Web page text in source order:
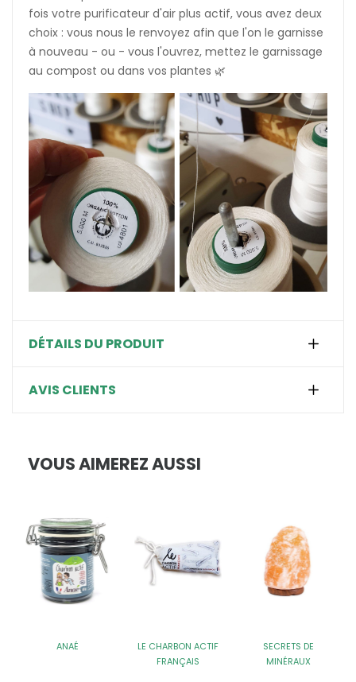
fois votre purificateur d'air plus actif, vous avez deux
choix : vous nous le renvoyez afin que l'on le garnisse
à nouveau - ou - vous l'ouvrez, mettez le garnissage
au compost ou dans vos plantes 🌿
DÉTAILS DU PRODUIT
AVIS CLIENTS
VOUS AIMEREZ AUSSI
ANAÉ
LE CHARBON ACTIF
FRANÇAIS
SECRETS DE
MINÉRAUX